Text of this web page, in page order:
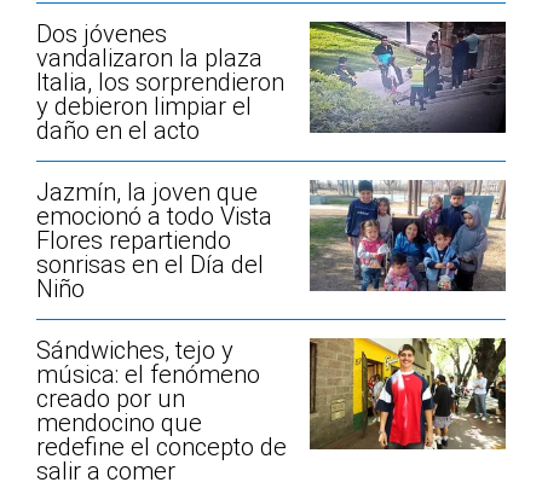
Dos jóvenes
vandalizaron la plaza
Italia, los sorprendieron
y debieron limpiar el
daño en el acto
Jazmín, la joven que
emocionó a todo Vista
Flores repartiendo
sonrisas en el Día del
Niño
Sándwiches, tejo y
música: el fenómeno
creado por un
mendocino que
redefine el concepto de
salir a comer